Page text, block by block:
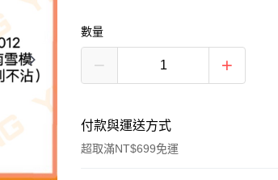
數量
付款與運送方式
超取滿NT$699免運